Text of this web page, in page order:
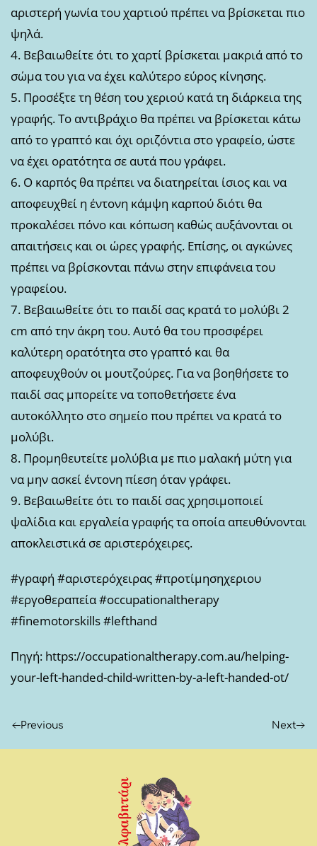
αριστερή γωνία του χαρτιού πρέπει να βρίσκεται πιο
ψηλά.
4. Βεβαιωθείτε ότι το χαρτί βρίσκεται μακριά από το
σώμα του για να έχει καλύτερο εύρος κίνησης.
5. Προσέξτε τη θέση του χεριού κατά τη διάρκεια της
γραφής. Το αντιβράχιο θα πρέπει να βρίσκεται κάτω
από το γραπτό και όχι οριζόντια στο γραφείο, ώστε
να έχει ορατότητα σε αυτά που γράφει.
6. Ο καρπός θα πρέπει να διατηρείται ίσιος και να
αποφευχθεί η έντονη κάμψη καρπού διότι θα
προκαλέσει πόνο και κόπωση καθώς αυξάνονται οι
απαιτήσεις και οι ώρες γραφής. Επίσης, οι αγκώνες
πρέπει να βρίσκονται πάνω στην επιφάνεια του
γραφείου.
7. Βεβαιωθείτε ότι το παιδί σας κρατά το μολύβι 2
cm από την άκρη του. Αυτό θα του προσφέρει
καλύτερη ορατότητα στο γραπτό και θα
αποφευχθούν οι μουτζούρες. Για να βοηθήσετε το
παιδί σας μπορείτε να τοποθετήσετε ένα
αυτοκόλλητο στο σημείο που πρέπει να κρατά το
μολύβι.
8. Προμηθευτείτε μολύβια με πιο μαλακή μύτη για
να μην ασκεί έντονη πίεση όταν γράφει.
9. Βεβαιωθείτε ότι το παιδί σας χρησιμοποιεί
ψαλίδια και εργαλεία γραφής τα οποία απευθύνονται
αποκλειστικά σε αριστερόχειρες.
#γραφή #αριστερόχειρας #προτίμησηχεριου
#εργοθεραπεία #occupationaltherapy
#finemotorskills #lefthand
Πηγή: https://occupationaltherapy.com.au/helping-
your-left-handed-child-written-by-a-left-handed-ot/
Previous Next